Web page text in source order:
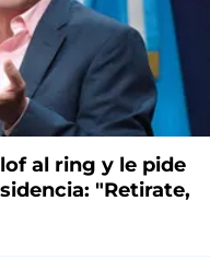
al ring y le pide
"Retirate,